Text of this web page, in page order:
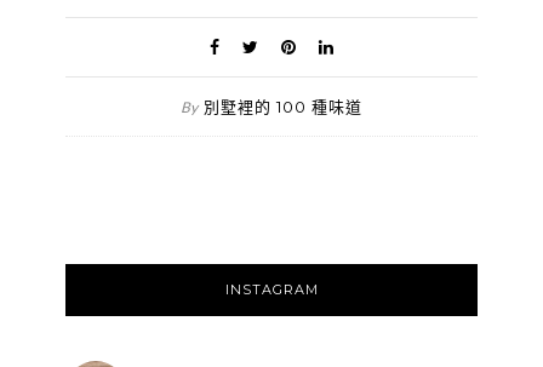
By 別墅裡的 100 種味道
INSTAGRAM